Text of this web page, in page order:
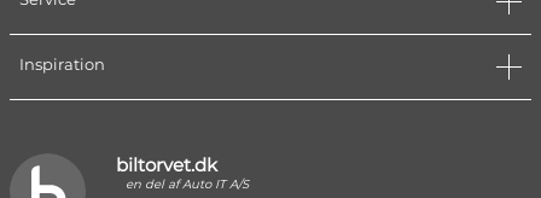
Inspiration
biltorvet.dk
en del af Auto IT A/S